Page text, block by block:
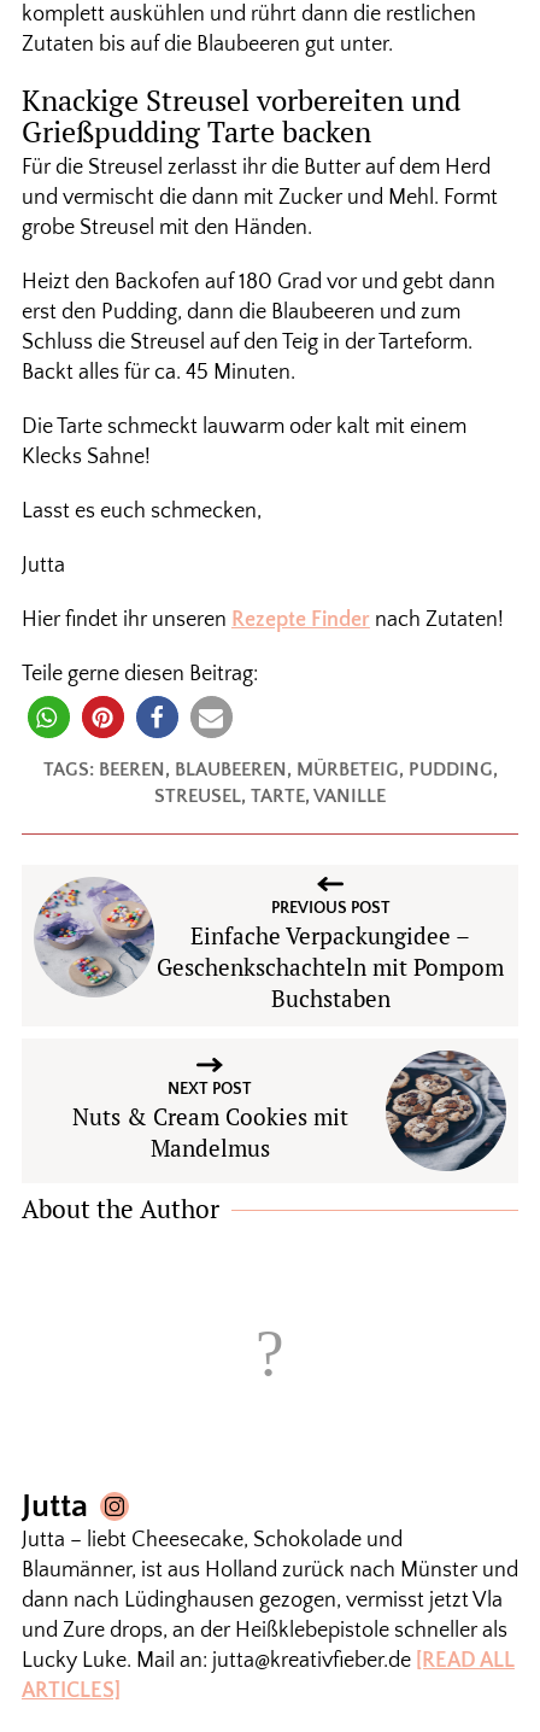
komplett auskühlen und rührt dann die restlichen
Zutaten bis auf die Blaubeeren gut unter.
Knackige Streusel vorbereiten und
Grießpudding Tarte backen
Für die Streusel zerlasst ihr die Butter auf dem Herd
und vermischt die dann mit Zucker und Mehl. Formt
grobe Streusel mit den Händen.
Heizt den Backofen auf 180 Grad vor und gebt dann
erst den Pudding, dann die Blaubeeren und zum
Schluss die Streusel auf den Teig in der Tarteform.
Backt alles für ca. 45 Minuten.
Die Tarte schmeckt lauwarm oder kalt mit einem
Klecks Sahne!
Lasst es euch schmecken,
Jutta
Hier findet ihr unseren Rezepte Findernach Zutaten!
Teile gerne diesen Beitrag:
TAGS: BEEREN, BLAUBEEREN, MÜRBETEIG, PUDDING,
STREUSEL, TARTE, VANILLE
PREVIOUS POST
Einfache Verpackungidee –
Geschenkschachteln mit Pompom
Buchstaben
NEXT POST
Nuts & Cream Cookies mit
Mandelmus
About the Author
Jutta
Jutta – liebt Cheesecake, Schokolade und
Blaumänner, ist aus Holland zurück nach Münster und
dann nach Lüdinghausen gezogen, vermisst jetzt Vla
und Zure drops, an der Heißklebepistole schneller als
Lucky Luke. Mail an: jutta@kreativfieber.de [READ ALL
ARTICLES]